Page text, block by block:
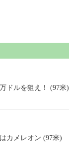
ドルを狙え！
(97米)
カメレオン (97米)